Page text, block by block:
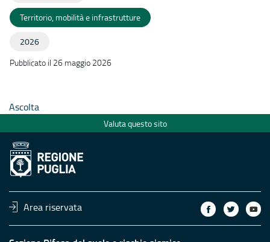
Territorio, mobilità e infrastrutture
2026
Pubblicato il 26 maggio 2026
Ascolta
Valuta questo sito
Area riservata